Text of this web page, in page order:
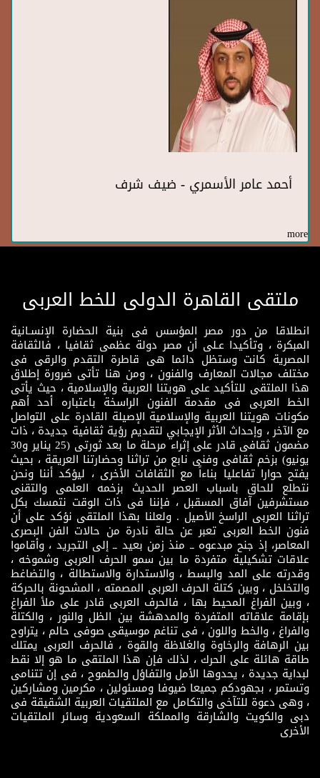
أحمد عامر الأسمري - ضيف شرف
more
ملتقى القاهرة الدولى للخط العربى
انطلاقا من دور مصر المؤسس فى بنية الحضارة الإنسـانية
المبكرة ، وتأكيدا عـلى أن مصر دولة عظمى ثقافيا ، فالثقافة
المصرية كانت وستظل دائما هى قاطرة التقدم والرقى فى
مختلف مجالات المعارف والفنون ، ومن هنا تأتى ضرورة إطلاق
هذا الملتقى للتأكيد على هويتنا العربية والإسلامية ، حيث يأتى
الخط العربى فى مقدمة الفنون الراسخة باعتباره أحد أهم
مكونات هويتنا العربية والإسلامية الإصيلة القادرة على التواصل
مع الآخر ، وإحداث الأثر الإيجابي لتقديم رؤية ثقافية جديدة ، ذات
مضمون ثقافى قادر على إثراء مرحلة ما بعد ثورتى (25 يناير و30
يونيو) بزخم ثقافى وفنى نابع من تراثنا وحضارتنا العريقة ، بحيث
يفتح حوارا تفاعليا بناءاً مع الثقافات الأخرى ، ليؤكد أننا ونحن
نتطلع للحاق باسباب العصر الحديث بزخمه العلمى والتقنى
مستشرفين آفاق المسقبل ، فإننا فى ذات الوقت نتمسك بكل
تراثنا العربى الراسخ الأصيل . ولعلنا بهذا الملتقى نؤكد على أن
فنون الخط العربى تعبر عن حالة نادرة من حالات الفن البصرى
المعاصر، إذ جنح مبدعوه ــ منذ زمن بعيد ــ إلى التجريد ، وأقاموا
علاقات تشكيلية متفردة ما بين سمو الحرف العربى وشموخه ،
وقدرته على المد والبسط ، والاستدارة والاستطالة ، والتضاغط
والتخلخل ، وبين كتلة الحرف العربى المصمته ، المشحونة بالحركة
، وبين الفراغ المحيط بها ، فالحرف العربى قادر على ملأ الفراغ
بإقامة علاقاته المتفردة والمدهشة بين الظل والنور ، والكتلة
والفراغ ، والخط واللون ، فى تناغم موسيقى صوفى حالم ، يتراوح
بين الرهافة والرخاوة والغلاظة والقوة ، فالحرف العربى يمتلك
طاقة هائلة على الحرك ، لذلك فإن هذا الملتقى ما هو إلا نقط
لبداية جديدة ، يحدوها الأمل والتفاؤل والطموح ، فى إن تتنامى
وتستمر ، بجهودكم جميعا ضيوفا ومسئولين ، مكرمين ومشاركين
، وهى دعوة للتآخى والتكامل مع الملتقيات العربية الشقيقة فى
دبى والكويت والشارقة والمملكة السعودية وسائر الملتقيات
الأخرى